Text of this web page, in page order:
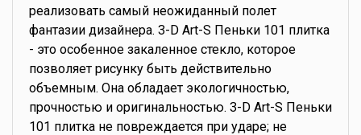
реализовать самый неожиданный полет
фантазии дизайнера. 3-D Art-S Пеньки 101 плитка
- это особенное закаленное стекло, которое
позволяет рисунку быть действительно
объемным. Она обладает экологичностью,
прочностью и оригинальностью. 3-D Art-S Пеньки
101 плитка не повреждается при ударе; не